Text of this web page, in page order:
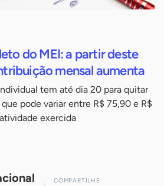
do MEI: a partir deste
mensal aumenta
tem até dia 20 para quitar
pode variar entre R$ 75,90 e R$
exercida
COMPARTILHE